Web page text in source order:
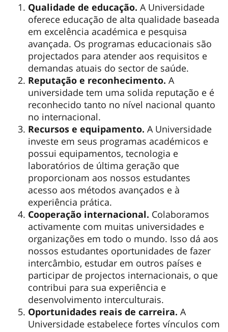
Qualidade de educação. A Universidade
oferece educação de alta qualidade baseada
em excelência académica e pesquisa
avançada. Os programas educacionais são
projectados para atender aos requisitos e
demandas atuais do sector de saúde.
Reputação e reconhecimento. A
universidade tem uma solida reputação e é
reconhecido tanto no nível nacional quanto
no internacional.
Recursos e equipamento. A Universidade
investe em seus programas académicos e
possui equipamentos, tecnologia e
laboratórios de última geração que
proporcionam aos nossos estudantes
acesso aos métodos avançados e à
experiência prática.
Cooperação internacional. Colaboramos
activamente com muitas universidades e
organizações em todo o mundo. Isso dá aos
nossos estudantes oportunidades de fazer
intercâmbio, estudar em outros países e
participar de projectos internacionais, o que
contribui para sua experiência e
desenvolvimento interculturais.
Oportunidades reais de carreira. A
Universidade estabelece fortes vínculos com